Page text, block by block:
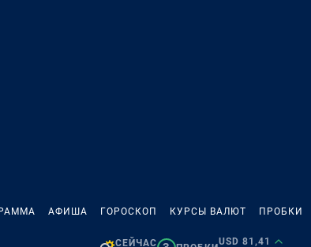
АФИША ГОРОСКОП КУРСЫ ВАЛЮТ ПРОБКИ
СЕЙЧАС
USD 81,41